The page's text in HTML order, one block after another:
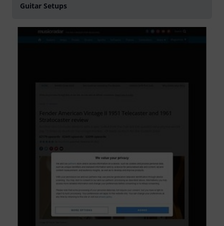
Guitar Setups